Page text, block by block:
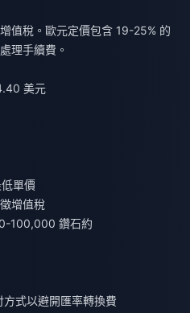
值稅。歐元定價包含 19-25% 的
理手續費。
美元
單價
增值稅
100,000 鑽石約
式以避開匯率轉換費